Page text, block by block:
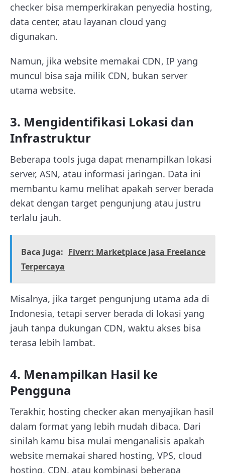
checker bisa memperkirakan penyedia hosting,
data center, atau layanan cloud yang
digunakan.
Namun, jika website memakai CDN, IP yang
muncul bisa saja milik CDN, bukan server
utama website.
3. Mengidentifikasi Lokasi dan
Infrastruktur
Beberapa tools juga dapat menampilkan lokasi
server, ASN, atau informasi jaringan. Data ini
membantu kamu melihat apakah server berada
dekat dengan target pengunjung atau justru
terlalu jauh.
Baca Juga: Fiverr: Marketplace Jasa Freelance
Terpercaya
Misalnya, jika target pengunjung utama ada di
Indonesia, tetapi server berada di lokasi yang
jauh tanpa dukungan CDN, waktu akses bisa
terasa lebih lambat.
4. Menampilkan Hasil ke
Pengguna
Terakhir, hosting checker akan menyajikan hasil
dalam format yang lebih mudah dibaca. Dari
sinilah kamu bisa mulai menganalisis apakah
website memakai shared hosting, VPS, cloud
hosting, CDN, atau kombinasi beberapa